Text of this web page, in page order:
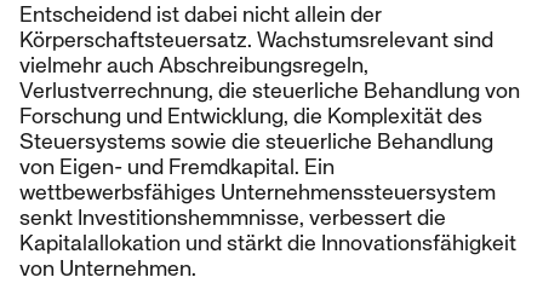
Entscheidend ist dabei nicht allein der
Körperschaftsteuersatz. Wachstumsrelevant sind
vielmehr auch Abschreibungsregeln,
Verlustverrechnung, die steuerliche Behandlung von
Forschung und Entwicklung, die Komplexität des
Steuersystems sowie die steuerliche Behandlung
von Eigen- und Fremdkapital. Ein
wettbewerbsfähiges Unternehmenssteuersystem
senkt Investitionshemmnisse, verbessert die
Kapitalallokation und stärkt die Innovationsfähigkeit
von Unternehmen.